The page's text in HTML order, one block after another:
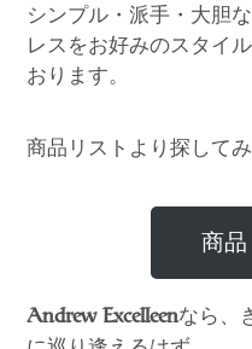
シンプル・派手・大胆
レスをお好みのスタイ
おります。
商品リストより探してみ
商
Andrew Excelleenなら、